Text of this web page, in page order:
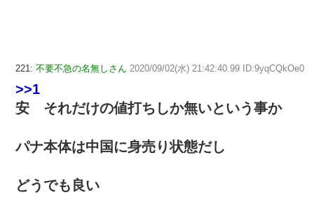
221: 不要不急の名無しさん 2020/09/02(水) 21:42:40.99 ID:9yqCQkOe0
>>1
安 それだけの値打ちしか無いという事か
パナ本体は中国に身売り状態だし
どうでも良い